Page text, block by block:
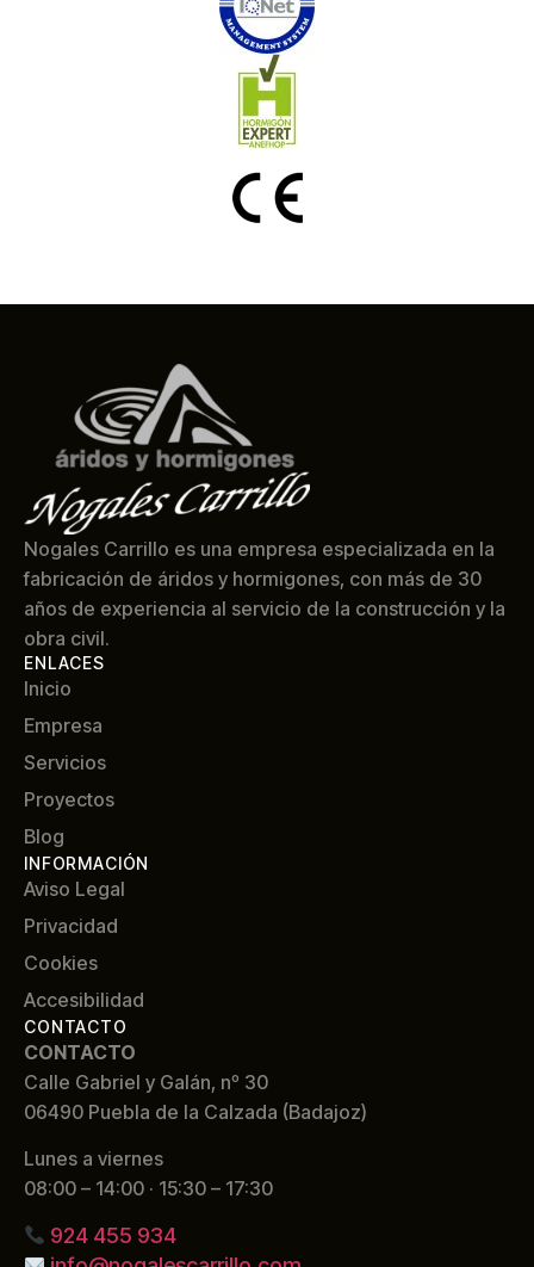
Nogales Carrillo es una empresa especializada en la
fabricación de áridos y hormigones, con más de 30
años de experiencia al servicio de la construcción y la
obra civil.
ENLACES
Inicio
Empresa
Servicios
Proyectos
Blog
INFORMACIÓN
Aviso Legal
Privacidad
Cookies
Accesibilidad
CONTACTO
CONTACTO
Calle Gabriel y Galán, nº 30
06490 Puebla de la Calzada (Badajoz)
Lunes a viernes
08:00 – 14:00 · 15:30 – 17:30
924 455 934